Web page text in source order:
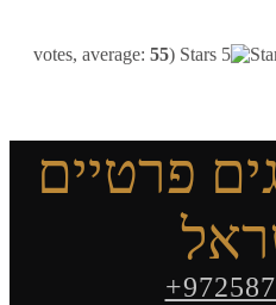
(
55
votes, average: